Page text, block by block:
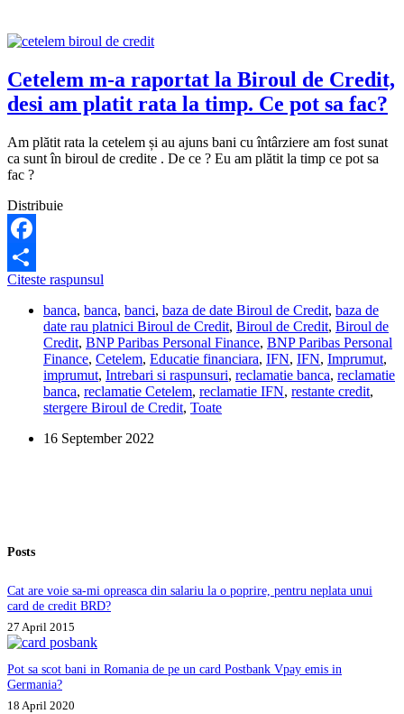
Cetelem m-a raportat la Biroul de Credit,
desi am platit rata la timp. Ce pot sa fac?
Am plătit rata la cetelem și au ajuns bani cu întârziere am fost sunat
ca sunt în biroul de credite . De ce ? Eu am plătit la timp ce pot sa
fac ?
Distribuie
Facebook
Share
Citeste raspunsul
a
raportat
la
Biroul
de
Credit,
desi
platit
banca, banca, banci, baza de date Biroul de Credit, baza de
date rau platnici Biroul de Credit, Biroul de Credit, Biroul de
Credit, BNP Paribas Personal Finance, BNP Paribas Personal
Finance, Cetelem, Educatie financiara, IFN, IFN, Imprumut,
imprumut, Intrebari si raspunsuri, reclamatie banca, reclamatie
banca, reclamatie Cetelem, reclamatie IFN, restante credit,
stergere Biroul de Credit, Toate
16 September 2022
Posts
Cat are voie sa-mi opreasca din salariu la o poprire, pentru neplata unui
card de credit BRD?
27 April 2015
Pot sa scot bani in Romania de pe un card Postbank Vpay emis in
Germania?
18 April 2020